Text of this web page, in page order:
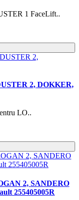
1 FaceLift..
2, DOKKER,
LO..
2, SANDERO
255405005R